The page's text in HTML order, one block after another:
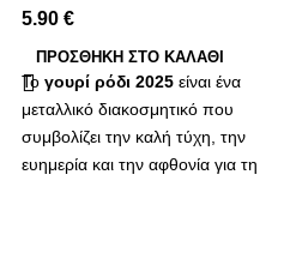
5.90 €
ΠΡΟΣΘΉΚΗ ΣΤΟ ΚΑΛΆΘΙ
Το γουρί ρόδι 2025 είναι ένα
μεταλλικό διακοσμητικό που
συμβολίζει την καλή τύχη, την
ευημερία και την αφθονία για τη